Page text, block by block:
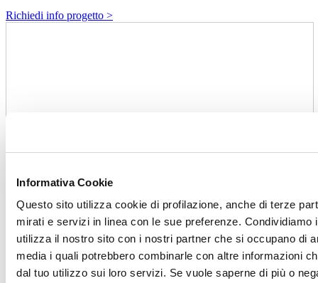
Informativa Cookie
Questo sito utilizza cookie di profilazione, anche di terze
mirati e servizi in linea con le sue preferenze.
utilizza il nostro sito con i nostri partner che si occupano di
media i quali potrebbero combinarle con altre informazioni
dal tuo utilizzo sui loro servizi. Se vuole saperne di più o
Richiedi info progetto >